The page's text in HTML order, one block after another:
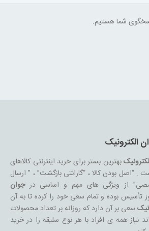
الکترونیک
بهترین بستر برای خرید اینترنتی کالاهای
. “اصل بودن کالا ، “گارانتی بازگشت” ، ” ارسال
از ویژگی های مهم و اساسی درجوان
تأسیس بوده و تمام سعی خود را کرده تا به آن
سعی بر آن دارد که روزانه بر تعداد محصولات
نیاز همه ی افراد با هر نوع سلیقه را در خرید